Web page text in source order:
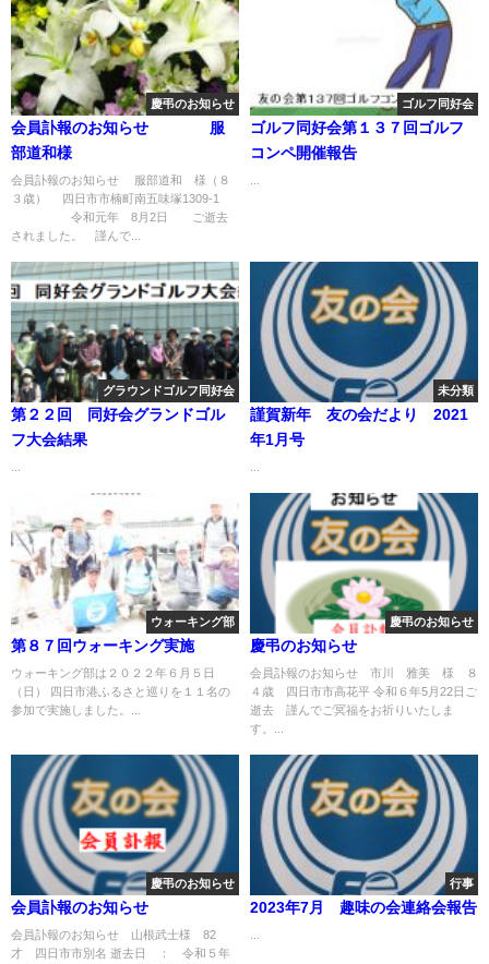
慶弔のお知らせ
会員訃報のお知らせ 服
部道和様
会員訃報のお知らせ 服部道和 様（８
３歳） 四日市市楠町南五味塚1309-1
令和元年 8月2日 ご逝去
されました。 謹んで...
ゴルフ同好会
ゴルフ同好会第１３７回ゴルフ
コンペ開催報告
グラウンドゴルフ同好会
第２２回 同好会グランドゴル
フ大会結果
未分類
謹賀新年 友の会だより 2021
年1月号
ウォーキング部
第８７回ウォーキング実施
ウォーキング部は２０２２年６月５日
（日） 四日市港ふるさと巡りを１１名の
参加で実施しました。...
慶弔のお知らせ
慶弔のお知らせ
会員訃報のお知らせ 市川 雅美 様 ８
４歳 四日市市高花平 令和６年5月22日ご
逝去 謹んでご冥福をお祈りいたしま
す。...
慶弔のお知らせ
会員訃報のお知らせ
会員訃報のお知らせ 山根武士様 82
才 四日市市別名 逝去日 ： 令和５年
行事
2023年7月 趣味の会連絡会報告